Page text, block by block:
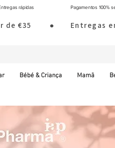
rápidas Pagamentos 100%
de €35        ●
Bébé & Criança Mamã